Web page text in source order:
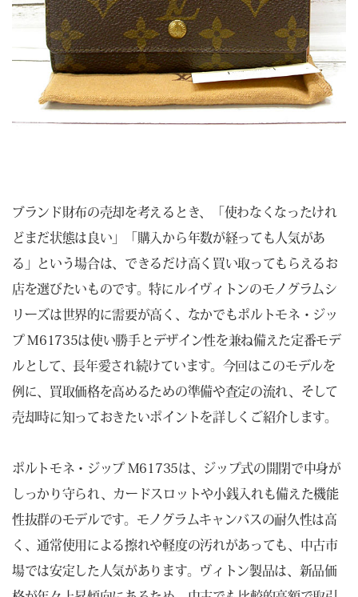
ブランド財布の売却を考えるとき、「使わなくなったけれ
どまだ状態は良い」「購入から年数が経っても人気があ
る」という場合は、できるだけ高く買い取ってもらえるお
店を選びたいものです。特にルイヴィトンのモノグラムシ
リーズは世界的に需要が高く、なかでもポルトモネ・ジッ
プ M61735は使い勝手とデザイン性を兼ね備えた定番モデ
ルとして、長年愛され続けています。今回はこのモデルを
例に、買取価格を高めるための準備や査定の流れ、そして
売却時に知っておきたいポイントを詳しくご紹介します。
ポルトモネ・ジップ M61735は、ジップ式の開閉で中身が
しっかり守られ、カードスロットや小銭入れも備えた機能
性抜群のモデルです。モノグラムキャンバスの耐久性は高
く、通常使用による擦れや軽度の汚れがあっても、中古市
場では安定した人気があります。ヴィトン製品は、新品価